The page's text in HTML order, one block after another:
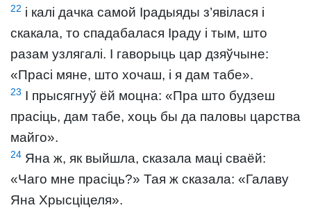
22 і калі дачка самой Ірадыяды з’явілася і
скакала, то спадабалася Іраду і тым, што
разам узлягалі. І гаворыць цар дзяўчыне:
«Прасі мяне, што хочаш, і я дам табе».
23 І прысягнуў ёй моцна: «Пра што будзеш
прасіць, дам табе, хоць бы да паловы царства
майго».
24 Яна ж, як выйшла, сказала маці сваёй:
«Чаго мне прасіць?» Тая ж сказала: «Галаву
Яна Хрысціцеля».